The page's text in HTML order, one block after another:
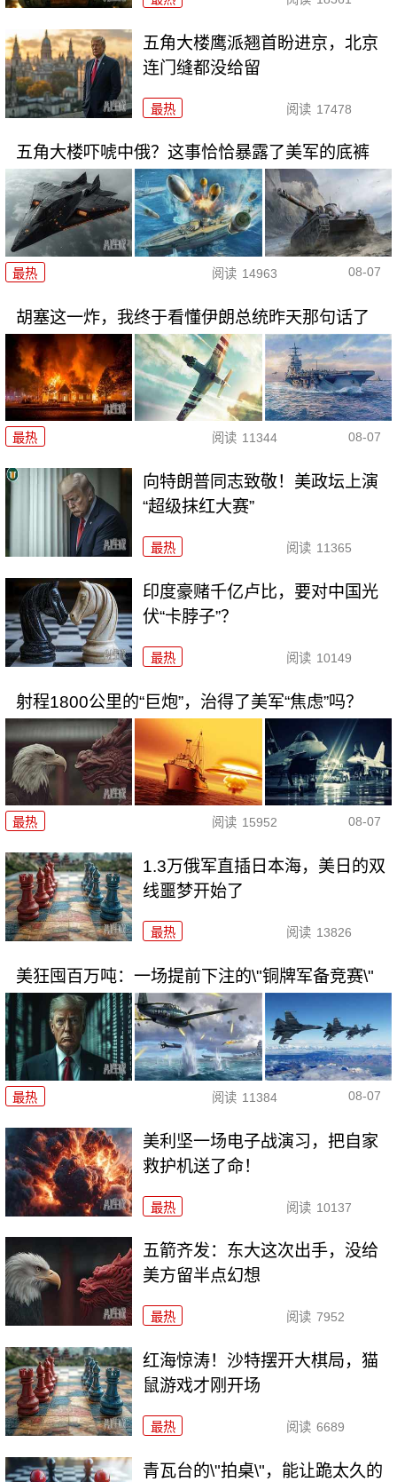
五角大楼鹰派翘首盼进京，北京
连门缝都没给留
最热 阅读 17478
五角大楼吓唬中俄？这事恰恰暴露了美军的底裤
最热 阅读 14963 08-07
胡塞这一炸，我终于看懂伊朗总统昨天那句话了
最热 阅读 11344 08-07
向特朗普同志致敬！美政坛上演
“超级抹红大赛”
最热 阅读 11365
印度豪赌千亿卢比，要对中国光
伏“卡脖子”？
最热 阅读 10149
射程1800公里的“巨炮”，治得了美军“焦虑”吗？
最热 阅读 15952 08-07
1.3万俄军直插日本海，美日的双
线噩梦开始了
最热 阅读 13826
美狂囤百万吨：一场提前下注的\"铜牌军备竞赛\"
最热 阅读 11384 08-07
美利坚一场电子战演习，把自家
救护机送了命！
最热 阅读 10137
五箭齐发：东大这次出手，没给
美方留半点幻想
最热 阅读 7952
红海惊涛！沙特摆开大棋局，猫
鼠游戏才刚开场
最热 阅读 6689
青瓦台的\"拍桌\"，能让跪太久的